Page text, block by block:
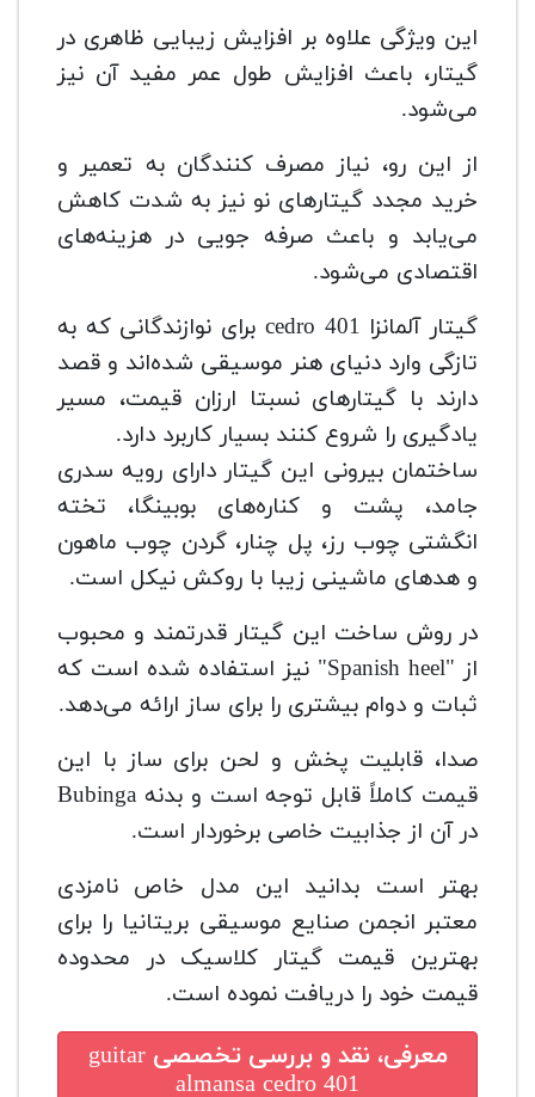
این ویژگی علاوه بر افزایش زیبایی ظاهری در
گیتار، باعث افزایش طول عمر مفید آن نیز
می‌شود.
از این رو، نیاز مصرف کنندگان به تعمیر و
خرید مجدد گیتارهای نو نیز به شدت کاهش
می‌یابد و باعث صرفه جویی در هزینه‌های
اقتصادی می‌شود.
گیتار آلمانزا cedro 401 برای نوازندگانی که به
تازگی وارد دنیای هنر موسیقی شده‌اند و قصد
دارند با گیتارهای نسبتا ارزان قیمت، مسیر
یادگیری را شروع کنند بسیار کاربرد دارد.
ساختمان بیرونی این گیتار دارای رویه سدری
جامد، پشت و کناره‌های بوبینگا، تخته
انگشتی چوب رز، پل چنار، گردن چوب ماهون
و هدهای ماشینی زیبا با روکش نیکل است.
در روش ساخت این گیتار قدرتمند و محبوب
از "Spanish heel" نیز استفاده شده است که
ثبات و دوام بیشتری را برای ساز ارائه می‌دهد.
صدا، قابلیت پخش و لحن برای ساز با این
قیمت کاملاً قابل توجه است و بدنه Bubinga
در آن از جذابیت خاصی برخوردار است.
بهتر است بدانید این مدل خاص نامزدی
معتبر انجمن صنایع موسیقی بریتانیا را برای
بهترین قیمت گیتار کلاسیک در محدوده
قیمت خود را دریافت نموده است.
معرفی، نقد و بررسی تخصصیguitar
almansa cedro 401